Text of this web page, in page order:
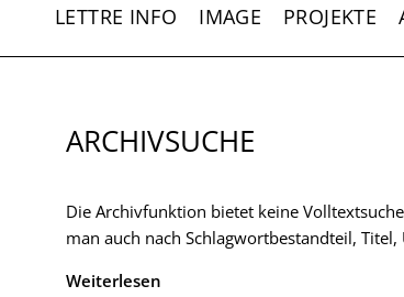
LETTRE INFO IMAGE PROJEKTE
ARCHIVSUCHE
Die Archivfunktion bietet keine
man auch nach Schlagwortbestandteil,
Weiterlesen